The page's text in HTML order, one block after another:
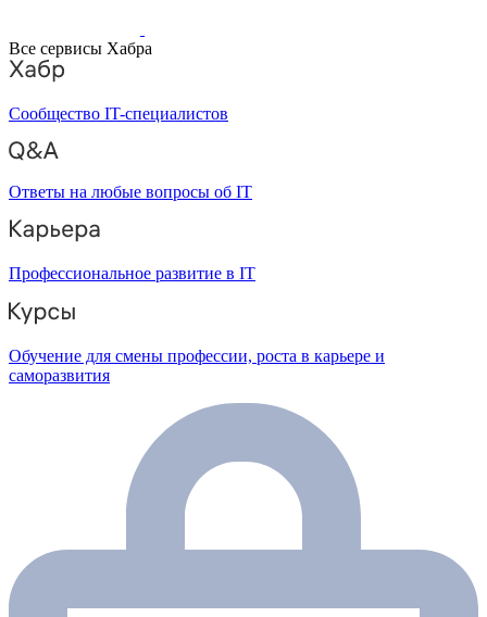
Все сервисы Хабра
Сообщество IT-специалистов
Ответы на любые вопросы об IT
Профессиональное развитие в IT
Обучение для смены профессии, роста в карьере и
саморазвития